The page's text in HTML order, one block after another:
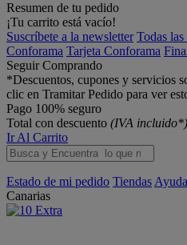
Resumen de tu pedido
¡Tu carrito está vacío!
Suscríbete a la newsletter Todas
Conforama Tarjeta Conforama
Seguir Comprando
*Descuentos, cupones y servicios
clic en Tramitar Pedido para ver
Pago 100% seguro
Total con descuento (IVA incluido*)
Ir Al Carrito
Estado de mi pedido Tiendas Ayuda
Canarias